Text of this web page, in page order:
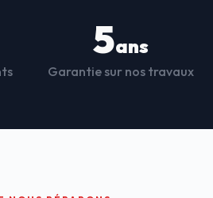
5ans
Garantie sur nos travaux